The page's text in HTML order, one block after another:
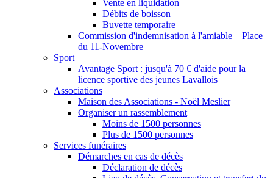
Vente en liquidation
Débits de boisson
Buvette temporaire
Commission d'indemnisation à l'amiable – Place
du 11-Novembre
Sport
Avantage Sport : jusqu'à 70 € d'aide pour la
licence sportive des jeunes Lavallois
Associations
Maison des Associations - Noël Meslier
Organiser un rassemblement
Moins de 1500 personnes
Plus de 1500 personnes
Services funéraires
Démarches en cas de décès
Déclaration de décès